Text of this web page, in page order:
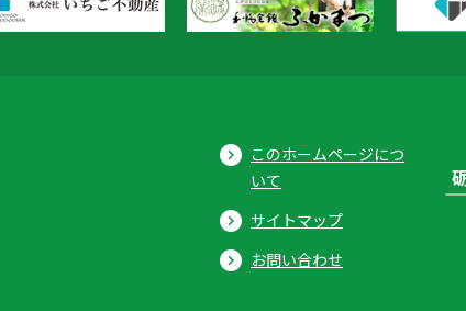
このホームページにつ
いて
サイトマップ
お問い合わせ